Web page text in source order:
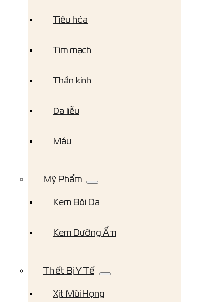
Tiêu hóa
Tim mạch
Thần kinh
Da liễu
Máu
Mỹ Phẩm
Kem Bôi Da
Kem Dưỡng Ẩm
Thiết Bị Y Tế
Xịt Mũi Họng